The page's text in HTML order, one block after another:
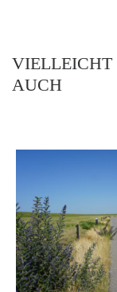
VIELLEICHT
AUCH